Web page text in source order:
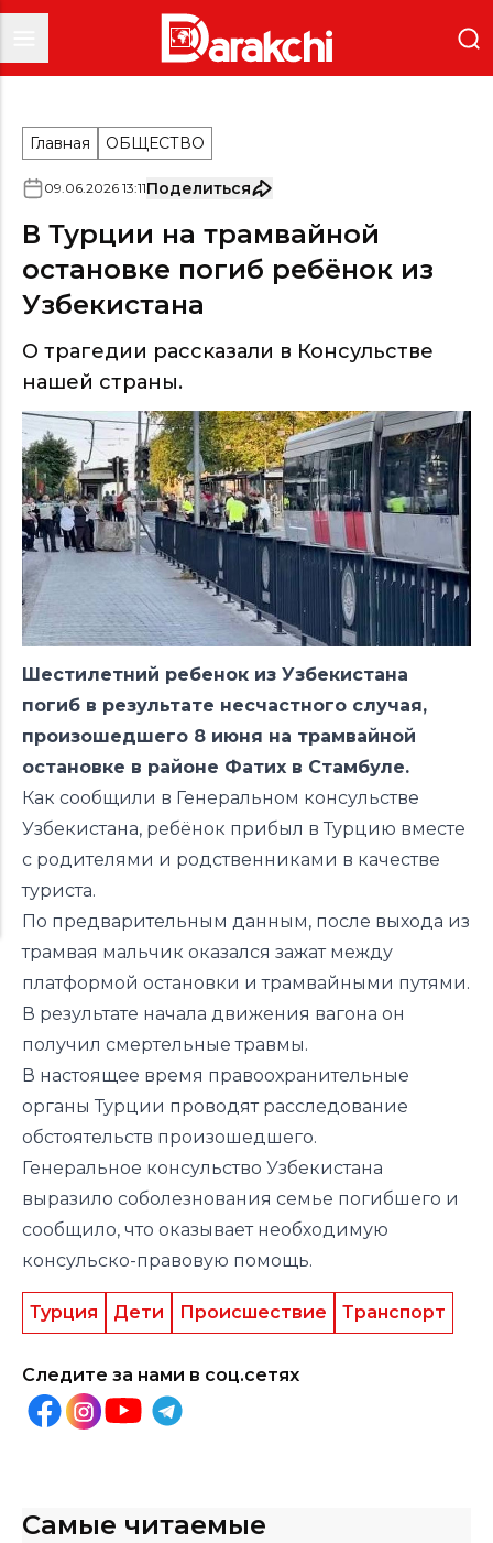
Главная ОБЩЕСТВО
09.06.2026 13:11Поделиться
В Турции на трамвайной
остановке погиб ребёнок из
Узбекистана
О трагедии рассказали в Консульстве
нашей страны.
Шестилетний ребенок из Узбекистана
погиб в результате несчастного случая,
произошедшего 8 июня на трамвайной
остановке в районе Фатих в Стамбуле.
Как сообщили в Генеральном консульстве
Узбекистана, ребёнок прибыл в Турцию вместе
с родителями и родственниками в качестве
туриста.
По предварительным данным, после выхода из
трамвая мальчик оказался зажат между
платформой остановки и трамвайными путями.
В результате начала движения вагона он
получил смертельные травмы.
В настоящее время правоохранительные
органы Турции проводят расследование
обстоятельств произошедшего.
Генеральное консульство Узбекистана
выразило соболезнования семье погибшего и
сообщило, что оказывает необходимую
консульско-правовую помощь.
Турция Дети Происшествие Транспорт
Следите за нами в соц.сетях
Самые читаемые